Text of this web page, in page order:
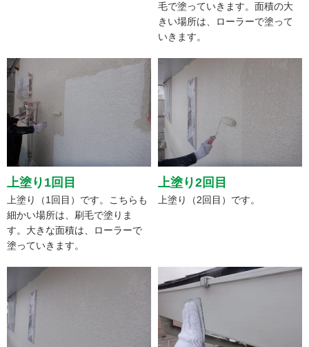
毛で塗っていきます。面積の大
きい場所は、ローラーで塗って
いきます。
上塗り1回目
上塗り（1回目）です。こちらも
細かい場所は、刷毛で塗りま
す。大きな面積は、ローラーで
塗っていきます。
上塗り2回目
上塗り（2回目）です。